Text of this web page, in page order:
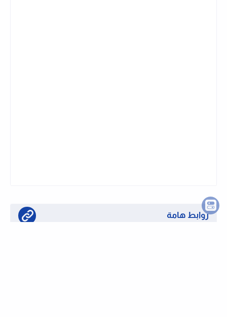
روابط هامة